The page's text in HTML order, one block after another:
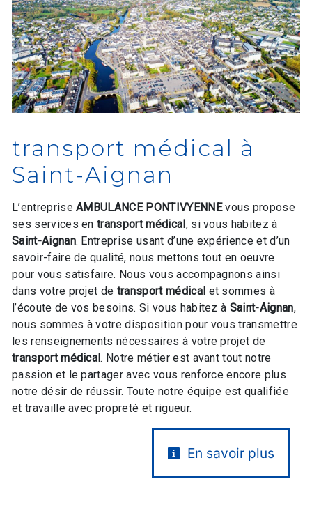
transport médical à
Saint-Aignan
L’entrepriseAMBULANCE PONTIVYENNEvous propose
ses services entransport médical, si vous habitez à
Saint-Aignan. Entreprise usant d’une expérience et d’un
savoir-faire de qualité, nous mettons tout en oeuvre
pour vous satisfaire. Nous vous accompagnons ainsi
dans votre projet de transport médical et sommes à
l’écoute de vos besoins. Si vous habitez à Saint-Aignan,
nous sommes à votre disposition pour vous transmettre
les renseignements nécessaires à votre projet de
transport médical. Notre métier est avant tout notre
passion et le partager avec vous renforce encore plus
notre désir de réussir. Toute notre équipe est qualifiée
et travaille avec propreté et rigueur.
En savoir plus